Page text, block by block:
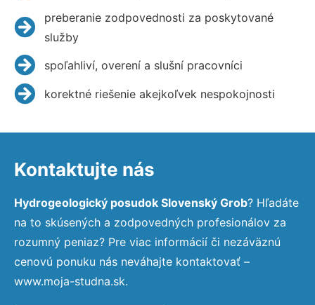
preberanie zodpovednosti za poskytované
služby
spoľahliví, overení a slušní pracovníci
korektné riešenie akejkoľvek nespokojnosti
Kontaktujte nás
Hydrogeologický posudok Slovenský Grob? Hľadáte
na to skúsených a zodpovedných profesionálov za
rozumný peniaz? Pre viac informácií či nezáväznú
cenovú ponuku nás neváhajte kontaktovať –
www.moja-studna.sk.